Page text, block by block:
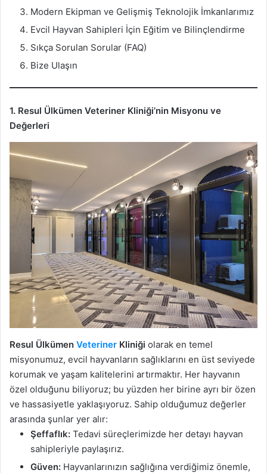
Modern Ekipman ve Gelişmiş Teknolojik İmkanlarımız
Evcil Hayvan Sahipleri İçin Eğitim ve Bilinçlendirme
Sıkça Sorulan Sorular (FAQ)
Bize Ulaşın
1. Resul Ülkümen Veteriner Kliniği’nin Misyonu ve
Değerleri
Resul Ülkümen Veteriner Kliniği olarak en temel
misyonumuz, evcil hayvanların sağlıklarını en üst seviyede
korumak ve yaşam kalitelerini artırmaktır. Her hayvanın
özel olduğunu biliyoruz; bu yüzden her birine ayrı bir özen
ve hassasiyetle yaklaşıyoruz. Sahip olduğumuz değerler
arasında şunlar yer alır:
Şeffaflık: Tedavi süreçlerimizde her detayı hayvan
sahipleriyle paylaşırız.
Güven: Hayvanlarınızın sağlığına verdiğimiz önemle,